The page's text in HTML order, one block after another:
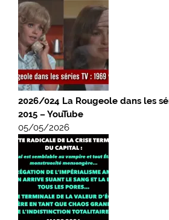
2026/024 La Rougeole dans les
2015 – YouTube
05/05/2026